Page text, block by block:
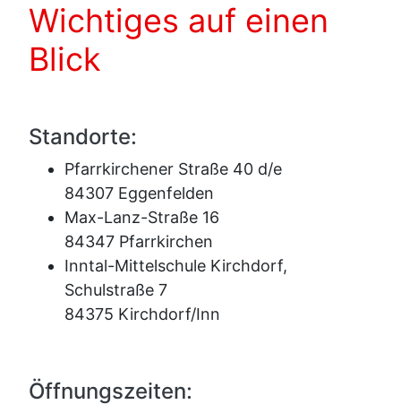
Wichtiges auf einen
Blick
Standorte:
Pfarrkirchener Straße 40 d/e
84307 Eggenfelden
Max-Lanz-Straße 16
84347 Pfarrkirchen
Inntal-Mittelschule Kirchdorf,
Schulstraße 7
84375 Kirchdorf/Inn
Öffnungszeiten: